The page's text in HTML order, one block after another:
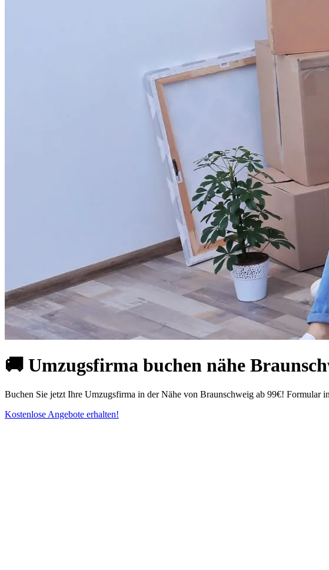
🚚 Umzugsfirma buchen nähe
Buchen Sie jetzt Ihre Umzugsfirma in der Nähe von Braunschweig ab 99€! Formular
Kostenlose Angebote erhalten!